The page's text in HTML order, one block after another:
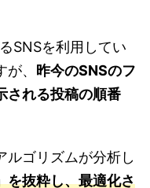
SNSを利用してい
、 昨今のSNSのフ
される投稿の順番
ルゴリズムが分析し
を抜粋し、最適化さ